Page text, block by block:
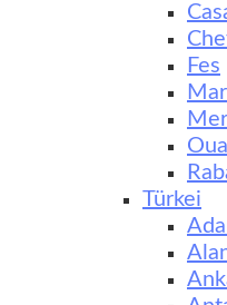
Fes
Türkei